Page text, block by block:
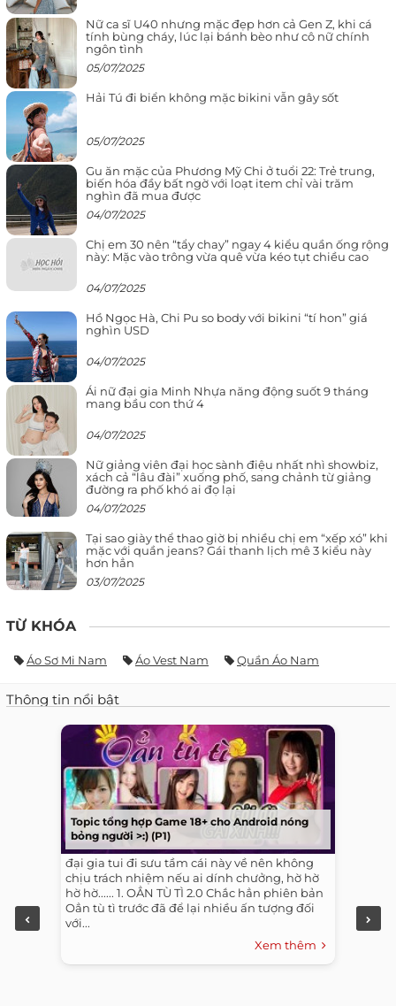
Nữ ca sĩ U40 nhưng mặc đẹp hơn cả Gen Z, khi cá
tính bùng cháy, lúc lại bánh bèo như cô nữ chính
ngôn tình
05/07/2025
Hải Tú đi biển không mặc bikini vẫn gây sốt
05/07/2025
Gu ăn mặc của Phương Mỹ Chi ở tuổi 22: Trẻ trung,
biến hóa đầy bất ngờ với loạt item chỉ vài trăm
nghìn đã mua được
04/07/2025
Chị em 30 nên “tẩy chay” ngay 4 kiểu quần ống rộng
này: Mặc vào trông vừa quê vừa kéo tụt chiều cao
04/07/2025
Hồ Ngọc Hà, Chi Pu so body với bikini “tí hon” giá
nghìn USD
04/07/2025
Ái nữ đại gia Minh Nhựa năng động suốt 9 tháng
mang bầu con thứ 4
04/07/2025
Nữ giảng viên đại học sành điệu nhất nhì showbiz,
xách cả “lâu đài” xuống phố, sang chảnh từ giảng
đường ra phố khó ai đọ lại
04/07/2025
Tại sao giày thể thao giờ bị nhiều chị em “xếp xó” khi
mặc với quần jeans? Gái thanh lịch mê 3 kiểu này
hơn hẳn
03/07/2025
TỪ KHÓA
Áo Sơ Mi Nam Áo Vest Nam Quần Áo Nam
Thông tin nổi bật
Topic tổng hợp Game 18+ cho Android nóng
bỏng người >:) (P1)
đại gia tui đi sưu tầm cái này về nên không
chịu trách nhiệm nếu ai dính chưởng, hờ hờ
hờ hờ...... 1. OẲN TÙ TÌ 2.0 Chắc hẳn phiên bản
Oẳn tù tì trước đã để lại nhiều ấn tượng đối
với...
Xem thêm